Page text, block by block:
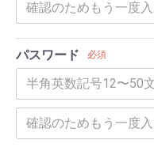
パスワード 必須